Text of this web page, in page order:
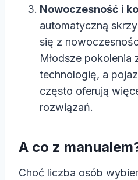
Nowoczesność i
automatyczną
się z
Młodsze pokolenia
technologię, a
często oferują
rozwiązań.
A co z
Choć liczba osób